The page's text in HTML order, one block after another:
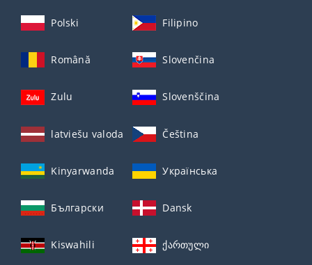
Polski Filipino
Română Slovenčina
Zulu Slovenščina
latviešu valoda Čeština
Kinyarwanda Українська
Български Dansk
Kiswahili ქართული